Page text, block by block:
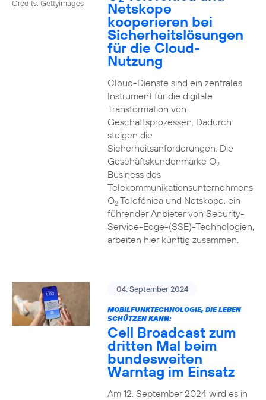
Credits: Gettyimages Netskope
kooperieren bei
Sicherheitslösungen
für die Cloud-
Nutzung
Cloud-Dienste sind ein zentrales
Instrument für die digitale
Transformation von
Geschäftsprozessen. Dadurch
steigen die
Sicherheitsanforderungen. Die
Geschäftskundenmarke O2
Business des
Telekommunikationsunternehmens
O2Telefónica und Netskope, ein
führender Anbieter von Security-
Service-Edge-(SSE)-Technologien,
arbeiten hier künftig zusammen.
04. September 2024
MOBILFUNKTECHNOLOGIE, DIE LEBEN
SCHÜTZEN KANN:
Cell Broadcast zum
dritten Mal beim
bundesweiten
Warntag im Einsatz
Am 12. September 2024 wird es in